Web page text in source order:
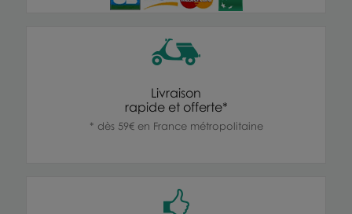
Livraison
rapide et offerte*
* dès 59€ en France métropolitaine